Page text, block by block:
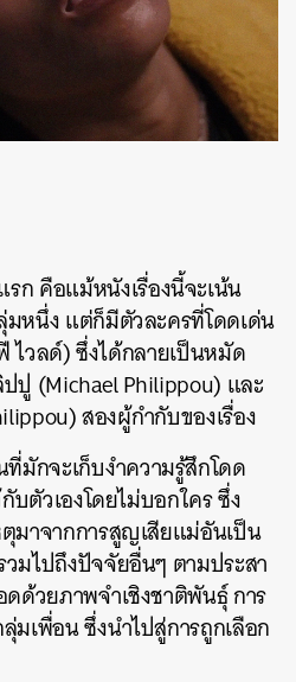
ก คือแม้หนังเรื่องนี้จะเน้น
หนึ่ง แต่ก็มีตัวละครที่โดดเด่น
ไวลด์) ซึ่งได้กลายเป็นหมัด
ปู (Michael Philippou) และ
สองผู้กำกับของเรื่อง
มักจะเก็บงำความรู้สึกโดด
บตัวเองโดยไม่บอกใคร ซึ่ง
มาจากการสูญเสียแม่อันเป็น
มไปถึงปัจจัยอื่นๆ ตามประสา
ด้วยภาพจำเชิงชาติพันธุ์ การ
เพื่อน ซึ่งนำไปสู่การถูกเลือก